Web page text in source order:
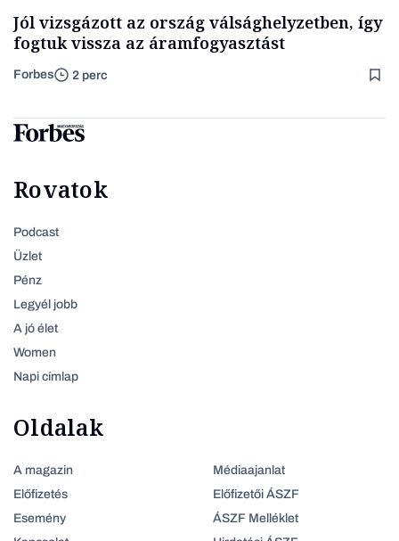
Jól vizsgázott az ország válsághelyzetben, így
fogtuk vissza az áramfogyasztást
Forbes 2 perc
Rovatok
Podcast
Üzlet
Pénz
Legyél jobb
A jó élet
Women
Napi címlap
Oldalak
A magazin
Előfizetés
Esemény
Médiaajanlat
Előfizetői ÁSZF
ÁSZF Melléklet